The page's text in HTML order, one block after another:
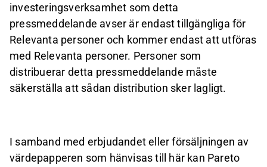
investeringsverksamhet som detta
pressmeddelande avser är endast tillgängliga för
Relevanta personer och kommer endast att utföras
med Relevanta personer. Personer som
distribuerar detta pressmeddelande måste
säkerställa att sådan distribution sker lagligt.
I samband med erbjudandet eller försäljningen av
värdepapperen som hänvisas till här kan Pareto